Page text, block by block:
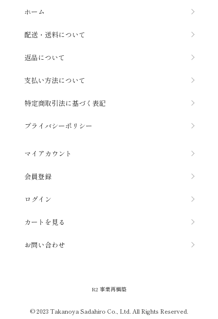
ホーム
配送・送料について
返品について
支払い方法について
特定商取引法に基づく表記
プライバシーポリシー
マイアカウント
会員登録
ログイン
カートを見る
お問い合わせ
R2 事 業 再 構 築
© 2023 Takanoya Sadahiro Co., Ltd. All Rights Reserved.